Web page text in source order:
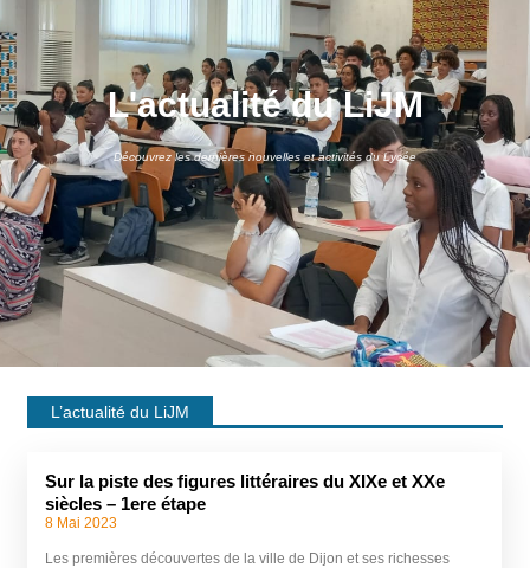
L'actualité du LiJM
Découvrez les dernières nouvelles et activités du Lycée
L’actualité du LiJM
Sur la piste des figures littéraires du XIXe et XXe
siècles – 1ere étape
8 Mai 2023
Les premières découvertes de la ville de Dijon et ses richesses